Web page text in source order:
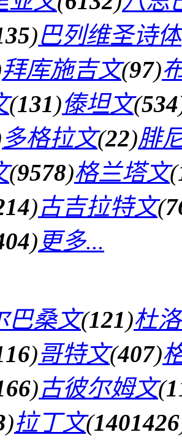
)巴列维圣诗体
拜库施吉文(97)
(131)傣坦文(534
多格拉文(22)腓
(9578)格兰塔文(
)古吉拉特文(
) 更多...
巴桑文(121)杜
)哥特文(407)
)古彼尔姆文(
)拉丁文(1401426